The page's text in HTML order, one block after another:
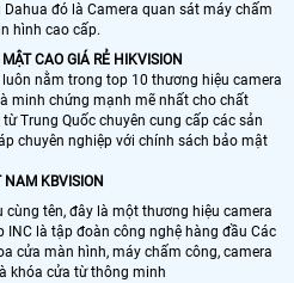
đó là Camera quan sát máy chấm
hình cao cấp.
CAO GIÁ RẺ HIKVISION
nằm trong top 10 thương hiệu camera
minh chứng mạnh mẽ nhất cho chất
Trung Quốc chuyên cung cấp các sản
chuyên nghiệp với chính sách bảo mật
NAM KBVISION
tên, đây là một thương hiệu camera
INC là tập đoàn công nghệ hàng đầu Các
cửa màn hình, máy chấm công, camera
khóa cửa từ thông minh